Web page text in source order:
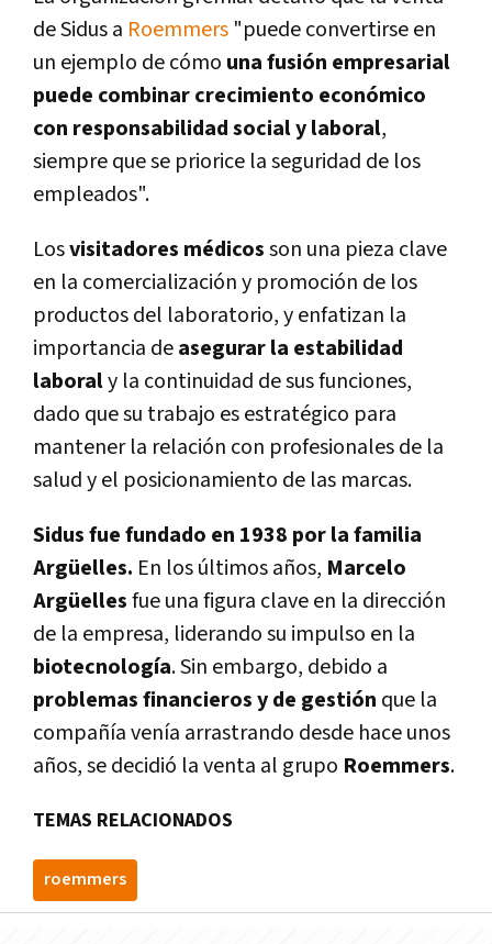
de Sidus a Roemmers "puede convertirse en
un ejemplo de cómo una fusión empresarial
puede combinar crecimiento económico
con responsabilidad social y laboral,
siempre que se priorice la seguridad de los
empleados".
Losvisitadores médicosson una pieza clave
en la comercialización y promoción de los
productos del laboratorio, y enfatizan la
importancia deasegurar la estabilidad
laboraly la continuidad de sus funciones,
dado que su trabajo es estratégico para
mantener la relación con profesionales de la
salud y el posicionamiento de las marcas.
Sidus fue fundado en 1938 por la familia
Argüelles. En los últimos años, Marcelo
Argüellesfue una figura clave en la dirección
de la empresa, liderando su impulso en la
biotecnología. Sin embargo, debido a
problemas financieros y de gestión que la
compañía venía arrastrando desde hace unos
años, se decidió la venta al grupo Roemmers.
TEMAS RELACIONADOS
roemmers